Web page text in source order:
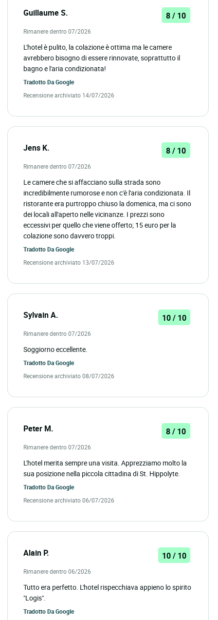
Guillaume S. 8 / 10
Rimanere dentro 07/2026
L'hotel è pulito, la colazione è ottima ma le camere
avrebbero bisogno di essere rinnovate, soprattutto il
bagno e l'aria condizionata!
Tradotto DaGoogle
Recensione archiviato 14/07/2026
Jens K. 8 / 10
Rimanere dentro 07/2026
Le camere che si affacciano sulla strada sono
incredibilmente rumorose e non c'è l'aria condizionata. Il
ristorante era purtroppo chiuso la domenica, ma ci sono
dei locali all'aperto nelle vicinanze. I prezzi sono
eccessivi per quello che viene offerto; 15 euro per la
colazione sono davvero troppi.
Tradotto DaGoogle
Recensione archiviato 13/07/2026
Sylvain A. 10 / 10
Rimanere dentro 07/2026
Soggiorno eccellente.
Tradotto DaGoogle
Recensione archiviato 08/07/2026
Peter M. 8 / 10
Rimanere dentro 07/2026
L'hotel merita sempre una visita. Apprezziamo molto la
sua posizione nella piccola cittadina di St. Hippolyte.
Tradotto DaGoogle
Recensione archiviato 06/07/2026
Alain P. 10 / 10
Rimanere dentro 06/2026
Tutto era perfetto. L'hotel rispecchiava appieno lo spirito
"Logis".
Tradotto DaGoogle